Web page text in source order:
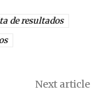
de resultados
Next article